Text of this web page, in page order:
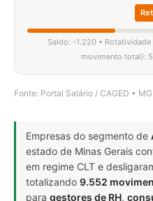
Saldo: -1.220 •
movimento total):
Fonte: Portal Salário / CAGED •
Empresas do segmento de
estado de Minas Gerais
em regime CLT e
totalizando 9.552
para gestores de RH,